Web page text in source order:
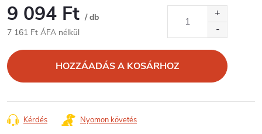
9 094 Ft / db
7 161 Ft ÁFA nélkül
HOZZÁADÁS A KOSÁRHOZ
Kérdés Nyomon követés